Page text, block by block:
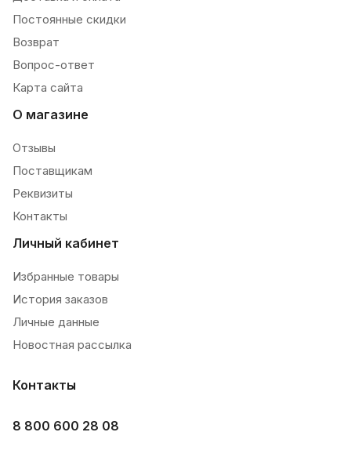
Постоянные скидки
Возврат
Вопрос-ответ
Карта сайта
О магазине
Отзывы
Поставщикам
Реквизиты
Контакты
Личный кабинет
Избранные товары
История заказов
Личные данные
Новостная рассылка
Контакты
8 800 600 28 08